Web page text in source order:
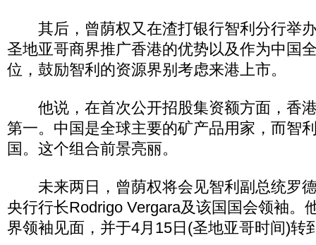
其后，曾荫权又在渣打银行智利分行举
圣地亚哥商界推广香港的优势以及作为中国
位，鼓励智利的资源界别考虑来港上市。
他说，在首次公开招股集资额方面，香
第一。中国是全球主要的矿产品用家，而智
国。这个组合前景亮丽。
未来两日，曾荫权将会见智利副总统罗
央行行长Rodrigo Vergara及该国国会领袖。
界领袖见面，并于4月15日(圣地亚哥时间)转